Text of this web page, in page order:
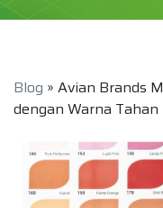
Blog » Avian Brands
dengan Warna